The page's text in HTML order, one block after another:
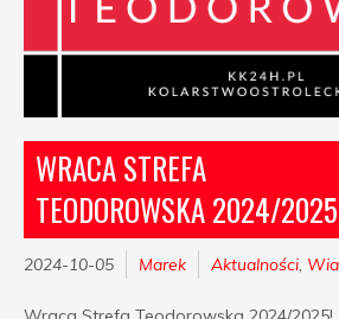
WRACA STREFA
TEODOROWSKA 2024/
2024-10-05 Marek Aktualności,